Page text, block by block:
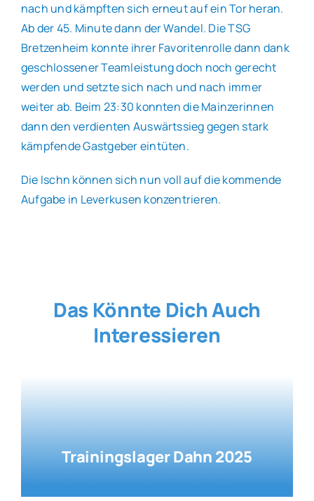
nach und kämpften sich erneut auf ein Tor heran.
Ab der 45. Minute dann der Wandel. Die TSG
Bretzenheim konnte ihrer Favoritenrolle dann dank
geschlossener Teamleistung doch noch gerecht
werden und setzte sich nach und nach immer
weiter ab. Beim 23:30 konnten die Mainzerinnen
dann den verdienten Auswärtssieg gegen stark
kämpfende Gastgeber eintüten.
Die Ischn können sich nun voll auf die kommende
Aufgabe in Leverkusen konzentrieren.
Das Könnte Dich Auch
Interessieren
Trainingslager Dahn 2025